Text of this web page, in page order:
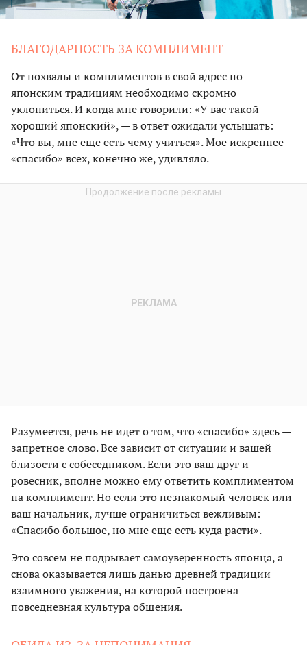
БЛАГОДАРНОСТЬ ЗА КОМПЛИМЕНТ
От похвалы и комплиментов в свой адрес по
японским традициям необходимо скромно
уклониться. И когда мне говорили: «У вас такой
хороший японский», — в ответ ожидали услышать:
«Что вы, мне еще есть чему учиться». Мое искреннее
«спасибо» всех, конечно же, удивляло.
Разумеется, речь не идет о том, что «спасибо» здесь —
запретное слово. Все зависит от ситуации и вашей
близости с собеседником. Если это ваш друг и
ровесник, вполне можно ему ответить комплиментом
на комплимент. Но если это незнакомый человек или
ваш начальник, лучше ограничиться вежливым:
«Спасибо большое, но мне еще есть куда расти».
Это совсем не подрывает самоуверенность японца, а
снова оказывается лишь данью древней традиции
взаимного уважения, на которой построена
повседневная культура общения.